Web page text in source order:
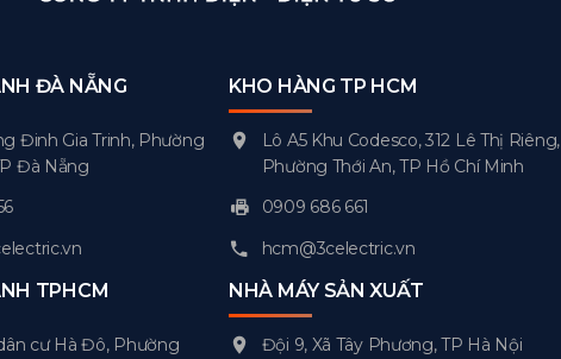
ĐÀ NẴNG
Đinh Gia Trinh, Phường
Đà Nẵng
TPHCM
cư Hà Đô, Phường
KHO HÀNG TP HCM
Lô A5 Khu Codesco, 312 Lê Thị Riêng,
Phường Thới An, TP Hồ Chí Minh
0909 686 661
hcm@3celectric.vn
NHÀ MÁY SẢN XUẤT
Đội 9, Xã Tây Phương, TP Hà Nội